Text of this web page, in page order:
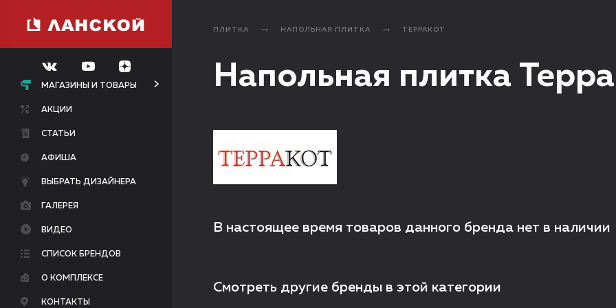
МАГАЗИНЫ И ТОВАРЫ
АКЦИИ
СТАТЬИ
АФИША
ВЫБРАТЬ ДИЗАЙНЕРА
ГАЛЕРЕЯ
ВИДЕО
СПИСОК БРЕНДОВ
О КОМПЛЕКСЕ
КОНТАКТЫ
ПЛИТКА НАПОЛЬНАЯ ПЛИТКА ТЕРРАКОТ
Напольная плитка
В настоящее время товаров данного бренда нет в наличии
Смотреть другие бренды в этой категории